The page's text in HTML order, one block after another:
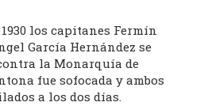
los capitanes Fermín
García Hernández se
la Monarquía de
fue sofocada y ambos
a los dos días.